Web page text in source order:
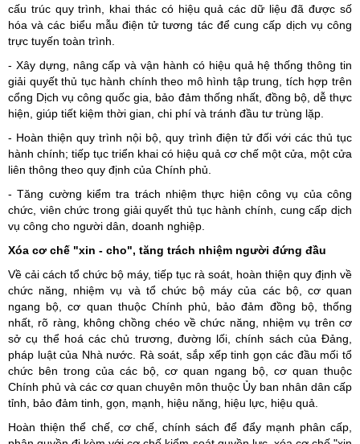
cấu trúc quy trình, khai thác có hiệu quả các dữ liệu đã được số
hóa và các biểu mẫu điện tử tương tác để cung cấp dịch vụ công
trực tuyến toàn trình.
- Xây dựng, nâng cấp và vận hành có hiệu quả hệ thống thông tin
giải quyết thủ tục hành chính theo mô hình tập trung, tích hợp trên
cổng Dịch vụ công quốc gia, bảo đảm thống nhất, đồng bộ, dễ thực
hiện, giúp tiết kiệm thời gian, chi phí và tránh đầu tư trùng lặp.
- Hoàn thiện quy trình nội bộ, quy trình điện tử đối với các thủ tục
hành chính; tiếp tục triển khai có hiệu quả cơ chế một cửa, một cửa
liên thông theo quy định của Chính phủ.
- Tăng cường kiểm tra trách nhiệm thực hiện công vụ của công
chức, viên chức trong giải quyết thủ tục hành chính, cung cấp dịch
vụ công cho người dân, doanh nghiệp.
Xóa cơ chế "xin - cho", tăng trách nhiệm người đứng đầu
Về cải cách tổ chức bộ máy, tiếp tục rà soát, hoàn thiện quy định về
chức năng, nhiệm vụ và tổ chức bộ máy của các bộ, cơ quan
ngang bộ, cơ quan thuộc Chính phủ, bảo đảm đồng bộ, thống
nhất, rõ ràng, không chồng chéo về chức năng, nhiệm vụ trên cơ
sở cụ thể hoá các chủ trương, đường lối, chính sách của Đảng,
pháp luật của Nhà nước. Rà soát, sắp xếp tinh gọn các đầu mối tổ
chức bên trong của các bộ, cơ quan ngang bộ, cơ quan thuộc
Chính phủ và các cơ quan chuyên môn thuộc Ủy ban nhân dân cấp
tỉnh, bảo đảm tinh, gọn, mạnh, hiệu năng, hiệu lực, hiệu quả.
Hoàn thiện thể chế, cơ chế, chính sách để đẩy mạnh phân cấp,